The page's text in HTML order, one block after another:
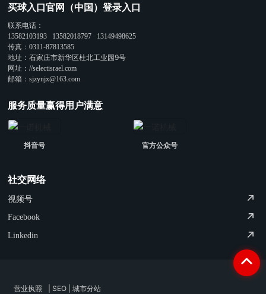
买球入口官网（中国）登录入口
联系电话：
13582103193 13582018797 13149498625
传真：0311-87813585
地址：石家庄市新华区杜北工业园9号
网址：//selectisrael.com
邮箱：sjzynjx@163.com
服务质量赢得用户满意
抖音号 官方公众号
社交网络
视频号
Facebook
Linkedin
营业执照 SEO |城市分站